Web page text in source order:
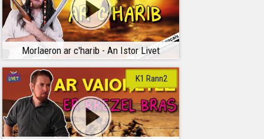
Morlaeron ar c'harib - An Istor Livet
K1 Rann2